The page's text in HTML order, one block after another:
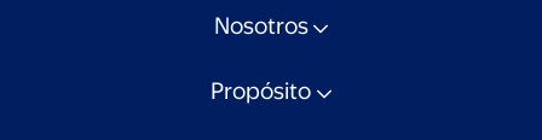
Nosotros
Propósito